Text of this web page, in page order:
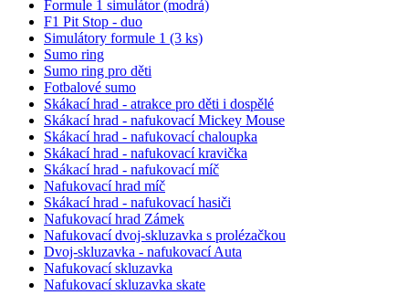
Formule 1 simulátor (modrá)
F1 Pit Stop - duo
Simulátory formule 1 (3 ks)
Sumo ring
Sumo ring pro děti
Fotbalové sumo
Skákací hrad - atrakce pro děti i dospělé
Skákací hrad - nafukovací Mickey Mouse
Skákací hrad - nafukovací chaloupka
Skákací hrad - nafukovací kravička
Skákací hrad - nafukovací míč
Nafukovací hrad míč
Skákací hrad - nafukovací hasiči
Nafukovací hrad Zámek
Nafukovací dvoj-skluzavka s prolézačkou
Dvoj-skluzavka - nafukovací Auta
Nafukovací skluzavka
Nafukovací skluzavka skate